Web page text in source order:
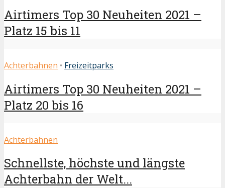
Airtimers Top 30 Neuheiten 2021 –
Platz 15 bis 11
Achterbahnen • Freizeitparks
Airtimers Top 30 Neuheiten 2021 –
Platz 20 bis 16
Achterbahnen
Schnellste, höchste und längste
Achterbahn der Welt...